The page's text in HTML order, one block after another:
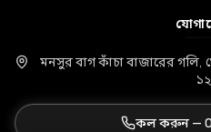
মনসুর বাগ কাঁচা বাজারের গলি,
কল করুন —